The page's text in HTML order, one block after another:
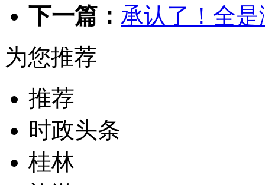
下一篇： 承认了！全
为您推荐
推荐
时政头条
桂林